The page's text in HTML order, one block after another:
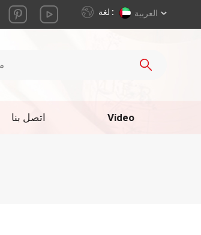
لغة : العربية
اتصل بنا Video